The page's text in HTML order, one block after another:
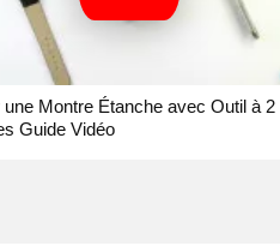
Montre Étanche avec Outil à 2
Guide Vidéo